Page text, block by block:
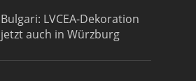
Bulgari: LVCEA-Dekoration
jetzt auch in Würzburg